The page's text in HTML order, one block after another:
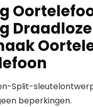
Split-
beperkingen.